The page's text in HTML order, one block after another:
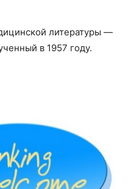
литературы —
в 1957 году.